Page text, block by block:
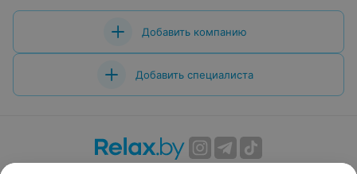
Добавить компанию
Добавить специалиста